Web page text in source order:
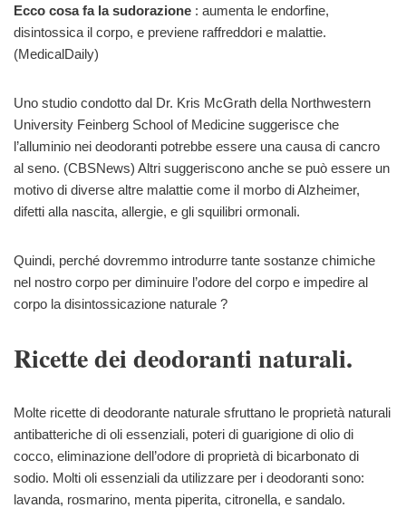
Ecco cosa fa la sudorazione : aumenta le endorfine,
disintossica il corpo, e previene raffreddori e malattie.
(MedicalDaily)
Uno studio condotto dal Dr. Kris McGrath della Northwestern
University Feinberg School of Medicine suggerisce che
l’alluminio nei deodoranti potrebbe essere una causa di cancro
al seno. (CBSNews) Altri suggeriscono anche se può essere un
motivo di diverse altre malattie come il morbo di Alzheimer,
difetti alla nascita, allergie, e gli squilibri ormonali.
Quindi, perché dovremmo introdurre tante sostanze chimiche
nel nostro corpo per diminuire l’odore del corpo e impedire al
corpo la disintossicazione naturale ?
Ricette dei deodoranti naturali.
Molte ricette di deodorante naturale sfruttano le proprietà naturali
antibatteriche di oli essenziali, poteri di guarigione di olio di
cocco, eliminazione dell’odore di proprietà di bicarbonato di
sodio. Molti oli essenziali da utilizzare per i deodoranti sono:
lavanda, rosmarino, menta piperita, citronella, e sandalo.